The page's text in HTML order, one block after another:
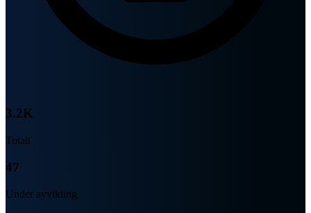
3.2K
Totalt
47
Under avvikling